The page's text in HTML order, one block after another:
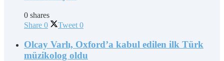
0 shares
Share 0 Tweet 0
Olcay Varlı, Oxford’a kabul edilen ilk Türk
müzikolog oldu